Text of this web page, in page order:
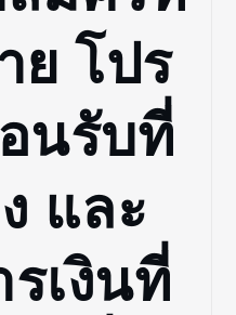
ย โปร
นรับที่
และ
เงินที่